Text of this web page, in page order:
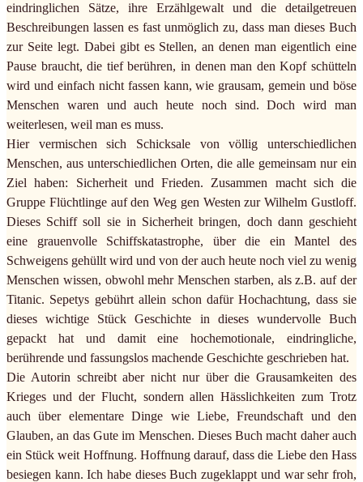
eindringlichen Sätze, ihre Erzählgewalt und die detailgetreuen
Beschreibungen lassen es fast unmöglich zu, dass man dieses Buch
zur Seite legt. Dabei gibt es Stellen, an denen man eigentlich eine
Pause braucht, die tief berühren, in denen man den Kopf schütteln
wird und einfach nicht fassen kann, wie grausam, gemein und böse
Menschen waren und auch heute noch sind. Doch wird man
weiterlesen, weil man es muss.
Hier vermischen sich Schicksale von völlig unterschiedlichen
Menschen, aus unterschiedlichen Orten, die alle gemeinsam nur ein
Ziel haben: Sicherheit und Frieden. Zusammen macht sich die
Gruppe Flüchtlinge auf den Weg gen Westen zur Wilhelm Gustloff.
Dieses Schiff soll sie in Sicherheit bringen, doch dann geschieht
eine grauenvolle Schiffskatastrophe, über die ein Mantel des
Schweigens gehüllt wird und von der auch heute noch viel zu wenig
Menschen wissen, obwohl mehr Menschen starben, als z.B. auf der
Titanic. Sepetys gebührt allein schon dafür Hochachtung, dass sie
dieses wichtige Stück Geschichte in dieses wundervolle Buch
gepackt hat und damit eine hochemotionale, eindringliche,
berührende und fassungslos machende Geschichte geschrieben hat.
Die Autorin schreibt aber nicht nur über die Grausamkeiten des
Krieges und der Flucht, sondern allen Hässlichkeiten zum Trotz
auch über elementare Dinge wie Liebe, Freundschaft und den
Glauben, an das Gute im Menschen. Dieses Buch macht daher auch
ein Stück weit Hoffnung. Hoffnung darauf, dass die Liebe den Hass
besiegen kann. Ich habe dieses Buch zugeklappt und war sehr froh,